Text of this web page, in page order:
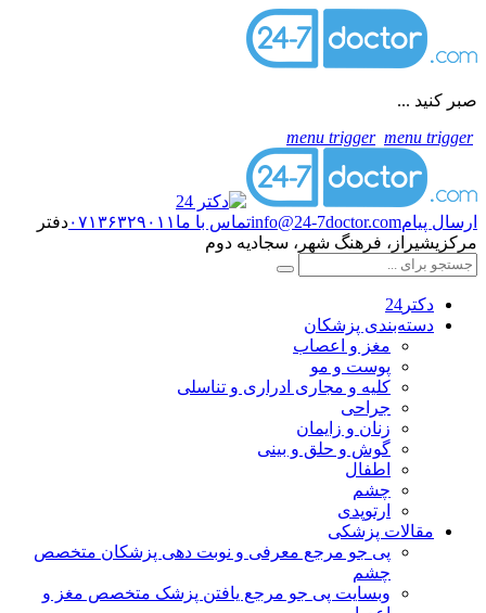
صبر کنید ...
menu trigger menu trigger
ارسال پیامinfo@24-7doctor.comتماس با ما ۰۷۱۳۶۳۲۹۰۱۱دفتر
مرکزیشیراز، فرهنگ شهر، سجادیه دوم
دکتر24
دسته‌بندی پزشکان
مغز و اعصاب
پوست و مو
کلیه و مجاری ادراری و تناسلی
جراحی
زنان و زایمان
گوش و حلق و بینی
اطفال
چشم
ارتوپدی
مقالات پزشکی
پی جو مرجع معرفی و نوبت دهی پزشکان متخصص
چشم
وبسایت پی جو مرجع یافتن پزشک متخصص مغز و